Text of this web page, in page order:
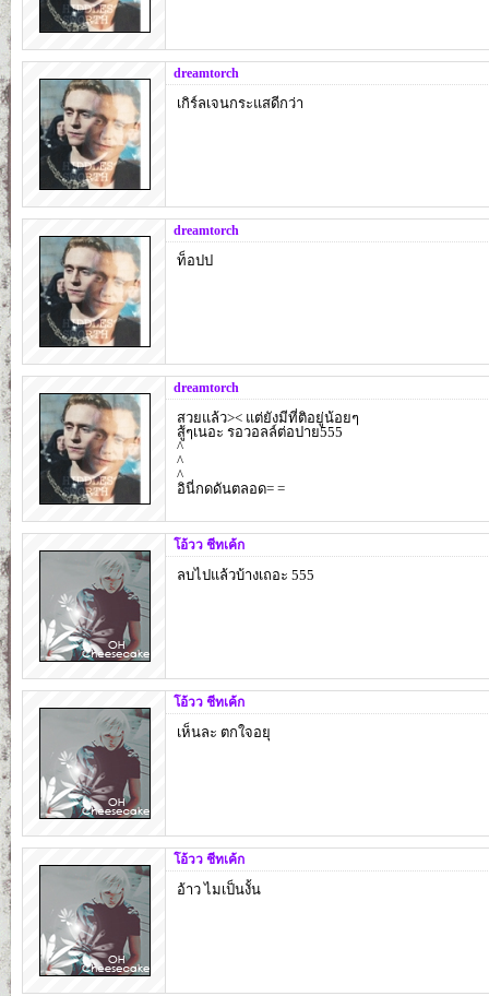
dreamtorch
เกิร์ลเจนกระแสดีกว่า
dreamtorch
ท็อปป
dreamtorch
สวยแล้ว>< แต่ยังมีที่ติอยู่น้อยๆ
สู้ๆเนอะ รอวอลล์ต่อปาย555
^
^
^
อินี่กดดันตลอด= =
โอ้วว ชีทเค้ก
ลบไปแล้วบ้างเถอะ 555
โอ้วว ชีทเค้ก
เห็นละ ตกใจอยุ
โอ้วว ชีทเค้ก
อ้าว ไมเป็นงั้น